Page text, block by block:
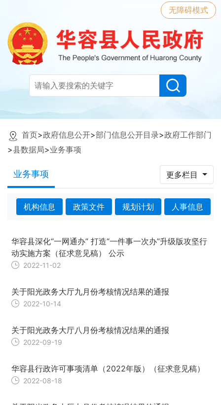
无障碍模式
首页>政府信息公开>部门信息公开目录>政府工作部门
>县数据局>业务事项
业务事项 更多栏目
机构信息 政策文件 规划计划 人事信息
华容县深化“一网通办” 打造“一件事一次办”升级版攻坚行
动实施方案（征求意见稿） 公示
2022-11-02
关于阳光政务大厅九月份考核情况结果的通报
2022-10-14
关于阳光政务大厅八月份考核情况结果的通报
2022-09-19
华容县行政许可事项清单（2022年版）（征求意见稿）
2022-08-18